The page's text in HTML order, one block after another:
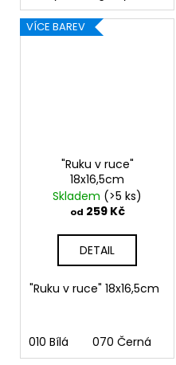
VÍCE BAREV
"Ruku v ruce"
18x16,5cm
Skladem (>5 ks)
od 259 Kč
DETAIL
"Ruku v ruce" 18x16,5cm
010 Bílá 070 Černá